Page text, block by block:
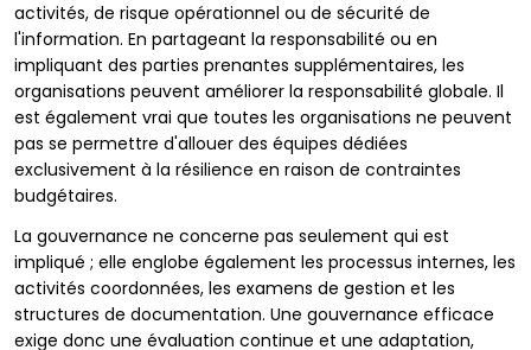
activités, de risque opérationnel ou de sécurité de
l'information. En partageant la responsabilité ou en
impliquant des parties prenantes supplémentaires, les
organisations peuvent améliorer la responsabilité globale. Il
est également vrai que toutes les organisations ne peuvent
pas se permettre d'allouer des équipes dédiées
exclusivement à la résilience en raison de contraintes
budgétaires.
La gouvernance ne concerne pas seulement qui est
impliqué ; elle englobe également les processus internes, les
activités coordonnées, les examens de gestion et les
structures de documentation. Une gouvernance efficace
exige donc une évaluation continue et une adaptation,